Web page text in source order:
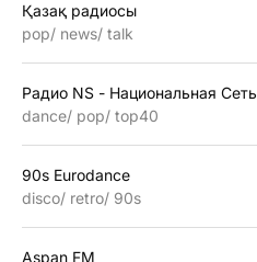
Қазақ радиосы
pop
news talk
Радио NS - Национальная Сеть
dance pop top40
90s Eurodance
disco retro 90s
Aspan FM